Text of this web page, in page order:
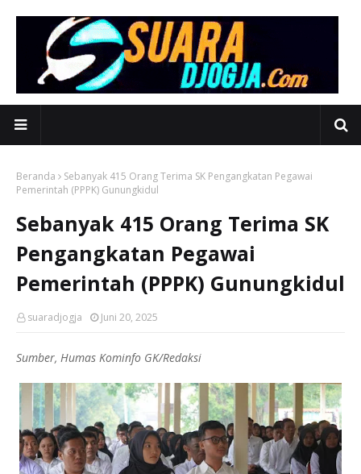
Beranda
Sebanyak 415 Orang Terima SK Pengangkatan Pegawai
Pemerintah (PPPK) Gunungkidul
Sebanyak 415 Orang Terima SK
Pengangkatan Pegawai
Pemerintah (PPPK) Gunungkidul
suaradjogja Juni 20, 2025
Sumber, Humas Kominfo GK/Redaksi